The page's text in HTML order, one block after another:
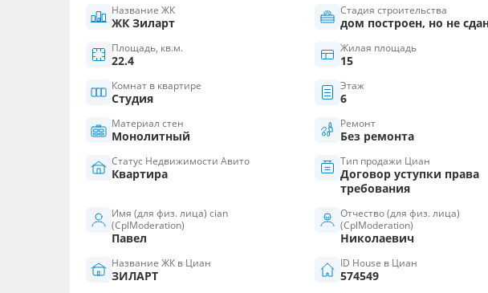
Название ЖК
ЖК Зиларт
Стадия строительства
дом построен, но не
Площадь, кв.м.
22.4
Жилая площадь
15
Комнат в квартире
Студия
Этаж
6
Материал стен
Монолитный
Ремонт
Без ремонта
Статус Недвижимости Авито
Квартира
Тип продажи Циан
Договор уступки права
требования
Имя (для физ. лица) cian
(CplModeration)
Павел
Отчество (для физ. лица)
(CplModeration)
Николаевич
Название ЖК в Циан
ЗИЛАРТ
ID House в Циан
574549